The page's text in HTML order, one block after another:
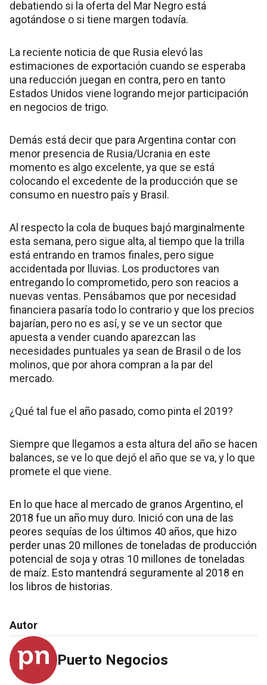
debatiendo si la oferta del Mar Negro está
agotándose o si tiene margen todavía.
La reciente noticia de que Rusia elevó las
estimaciones de exportación cuando se esperaba
una reducción juegan en contra, pero en tanto
Estados Unidos viene logrando mejor participación
en negocios de trigo.
Demás está decir que para Argentina contar con
menor presencia de Rusia/Ucrania en este
momento es algo excelente, ya que se está
colocando el excedente de la producción que se
consumo en nuestro país y Brasil.
Al respecto la cola de buques bajó marginalmente
esta semana, pero sigue alta, al tiempo que la trilla
está entrando en tramos finales, pero sigue
accidentada por lluvias. Los productores van
entregando lo comprometido, pero son reacios a
nuevas ventas. Pensábamos que por necesidad
financiera pasaría todo lo contrario y que los precios
bajarían, pero no es así, y se ve un sector que
apuesta a vender cuando aparezcan las
necesidades puntuales ya sean de Brasil o de los
molinos, que por ahora compran a la par del
mercado.
¿Qué tal fue el año pasado, como pinta el 2019?
Siempre que llegamos a esta altura del año se hacen
balances, se ve lo que dejó el año que se va, y lo que
promete el que viene.
En lo que hace al mercado de granos Argentino, el
2018 fue un año muy duro. Inició con una de las
peores sequías de los últimos 40 años, que hizo
perder unas 20 millones de toneladas de producción
potencial de soja y otras 10 millones de toneladas
de maíz. Esto mantendrá seguramente al 2018 en
los libros de historias.
Autor
Puerto Negocios